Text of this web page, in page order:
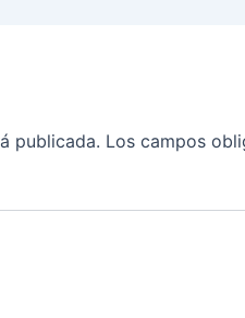
publicada. Los campos